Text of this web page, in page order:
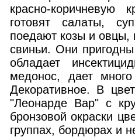
красно-коричневую
готовят салаты,
поедают козы и
свиньи. Они
обладает
медонос, дает
Декоративное. В
"Леонарде Вар" с
бронзовой окраски
группах, бордюрах и